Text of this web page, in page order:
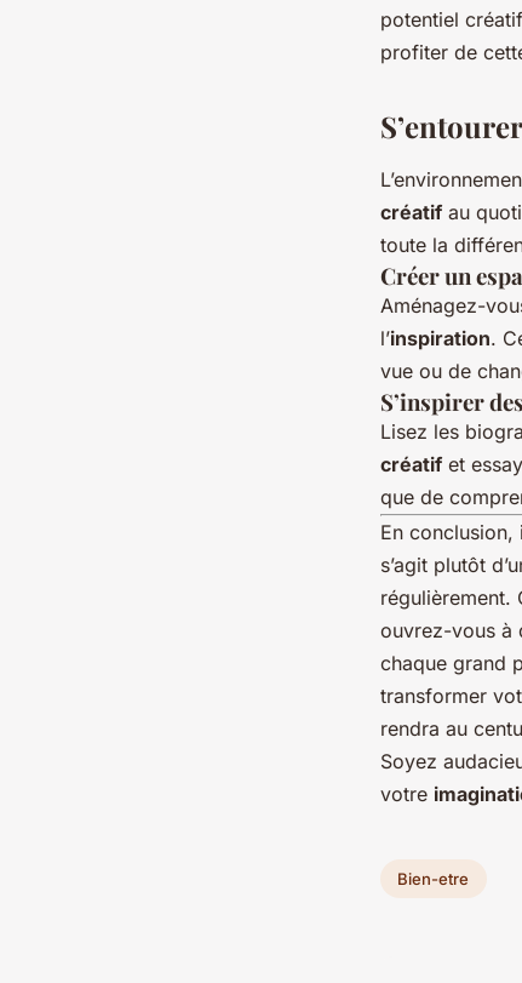
potentiel
profiter de
créatif au
toute la
Créer un
Aménagez-
l’inspiration.
vue ou de
S’inspirer
Lisez les
créatif et
que de
En conclusion,
s’agit plutôt
régulièrement.
ouvrez-vous à
chaque grand
transformer
rendra au
Soyez
votre
Bien-etre